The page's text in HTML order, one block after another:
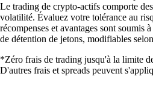
Le trading de crypto-actifs comporte
volatilité. Évaluez votre tolérance au
récompenses et avantages sont soumis
de détention de jetons, modifiables
*Zéro frais de trading jusqu'à la limite
D'autres frais et spreads peuvent